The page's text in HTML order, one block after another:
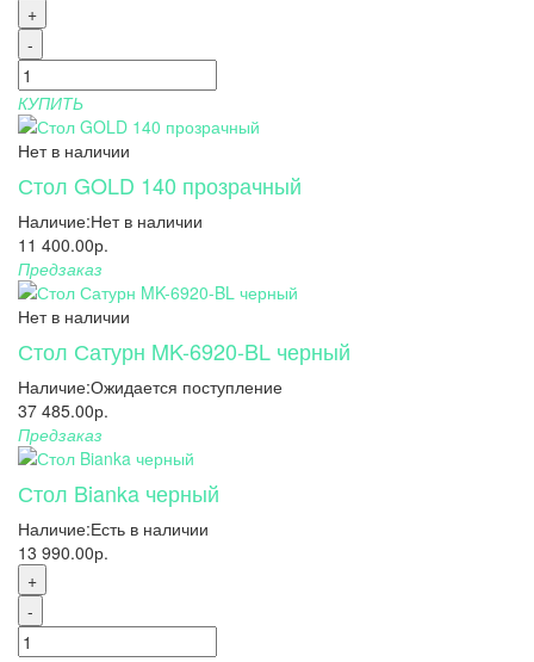
+
-
КУПИТЬ
Нет в наличии
Стол GOLD 140 прозрачный
Наличие:Нет в наличии
11 400.00р.
Предзаказ
Нет в наличии
Стол Сатурн MK-6920-BL черный
Наличие:Ожидается поступление
37 485.00р.
Предзаказ
Стол Bianka черный
Наличие:Есть в наличии
13 990.00р.
+
-